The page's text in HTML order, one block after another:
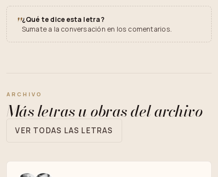
"¿Qué te dice esta letra?
Sumate a la conversación en los comentarios.
ARCHIVO
Más letras u obras del archivo
VER TODAS LAS LETRAS